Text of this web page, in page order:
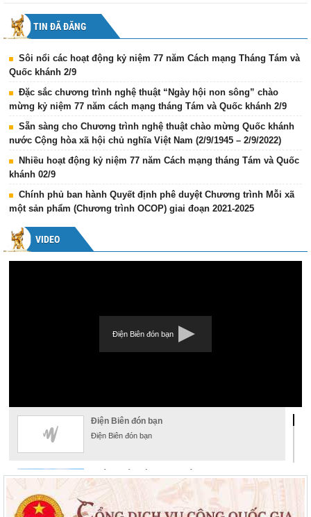
TIN ĐÃ ĐĂNG
Sôi nổi các hoạt động kỷ niệm 77 năm Cách mạng Tháng Tám và
Quốc khánh 2/9
Đặc sắc chương trình nghệ thuật “Ngày hội non sông” chào
mừng kỷ niệm 77 năm cách mạng tháng Tám và Quốc khánh 2/9
Sẵn sàng cho Chương trình nghệ thuật chào mừng Quốc khánh
nước Cộng hòa xã hội chủ nghĩa Việt Nam (2/9/1945 – 2/9/2022)
Nhiều hoạt động kỷ niệm 77 năm Cách mạng tháng Tám và Quốc
khánh 02/9
Chính phủ ban hành Quyết định phê duyệt Chương trình Mỗi xã
một sản phẩm (Chương trình OCOP) giai đoạn 2021-2025
VIDEO
Điện Biên đón bạn
Điện Biên đón bạn
Điện Biên đón bạn
Khám phá đường hoa xuân